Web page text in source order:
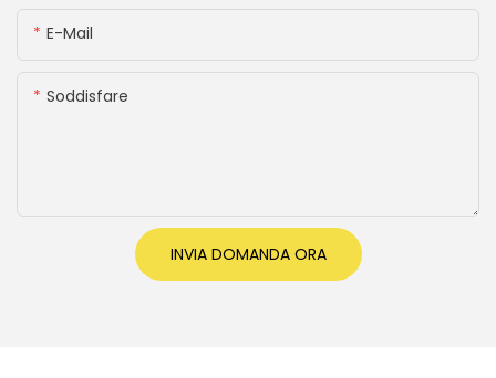
E-Mail
Soddisfare
INVIA DOMANDA ORA